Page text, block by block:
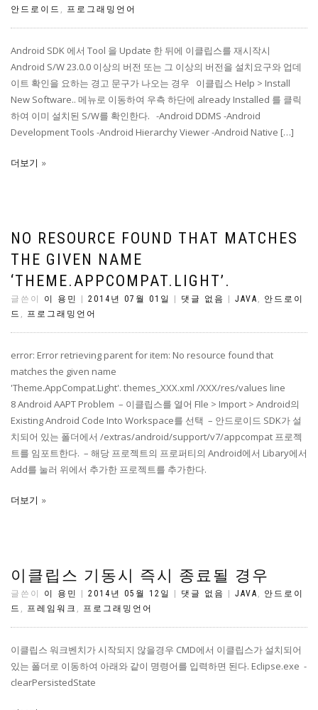
안드로이드 , 프로그래밍언어
Android SDK 에서 Tool 을 Update 한 뒤에 이클립스를 재시작시
Android S/W 23.0.0 이상의 버전 또는 그 이상의 버전을 설치요구와 업데
이트 확인을 요하는 경고 문구가 나오는 경우 이클립스 Help > Install
New Software.. 메뉴로 이동하여 우측 하단에 already Installed 를 클릭
하여 이미 설치된 S/W를 확인한다. -Android DDMS -Android
Development Tools -Android Hierarchy Viewer -Android Native […]
더보기
NO RESOURCE FOUND THAT MATCHES
THE GIVEN NAME
‘THEME.APPCOMPAT.LIGHT’.
글쓴이 이 용민 2014년 07월 01일 댓글 없음 JAVA , 안드로이
드 , 프로그래밍언어
error: Error retrieving parent for item: No resource found that
matches the given name
'Theme.AppCompat.Light'. themes_XXX.xml /XXX/res/values line
8 Android AAPT Problem – 이클립스를 열어 FIle > Import > Android의
Existing Android Code Into Workspace를 선택 – 안드로이드 SDK가 설
치되어 있는 폴더에서 /extras/android/support/v7/appcompat 프로젝
트를 임포트한다. – 해당 프로젝트의 프로퍼티의 Android에서 Libary에서
Add를 눌러 위에서 추가한 프로젝트를 추가한다.
더보기
이클립스 기동시 즉시 종료될 경우
글쓴이 이 용민 2014년 05월 12일 댓글 없음 JAVA , 안드로이
드 , 프레임워크 , 프로그래밍언어
이클립스 워크벤치가 시작되지 않을경우 CMD에서 이클립스가 설치되어
있는 폴더로 이동하여 아래와 같이 명령어를 입력하면 된다. Eclipse.exe -
clearPersistedState